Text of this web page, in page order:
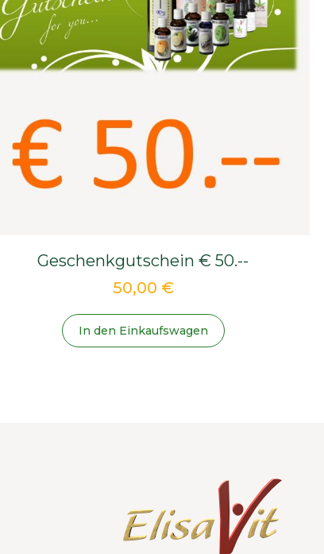
Geschenkgutschein € 50.--
50,00 €
In den Einkaufswagen